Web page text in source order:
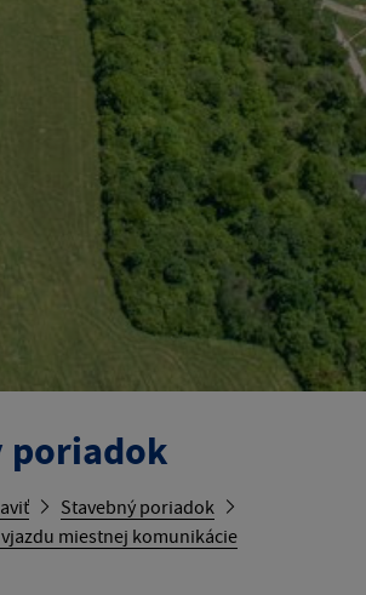
poriadok
Stavebný poriadok
miestnej komunikácie